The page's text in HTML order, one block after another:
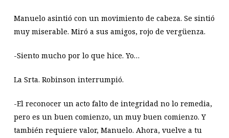
Manuelo asintió con un movimiento de cabeza. Se sintió
muy miserable. Miró a sus amigos, rojo de vergüenza.
-Siento mucho por lo que hice. Yo…
La Srta. Robinson interrumpió.
-El reconocer un acto falto de integridad no lo remedia,
pero es un buen comienzo, un muy buen comienzo. Y
también requiere valor, Manuelo. Ahora, vuelve a tu